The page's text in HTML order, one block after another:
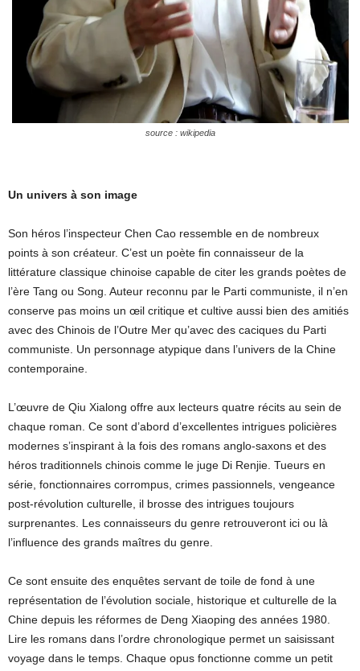
source : wikipedia
Un univers à son image
Son héros l’inspecteur Chen Cao ressemble en de nombreux
points à son créateur. C’est un poète fin connaisseur de la
littérature classique chinoise capable de citer les grands poètes de
l’ère Tang ou Song. Auteur reconnu par le Parti communiste, il n’en
conserve pas moins un œil critique et cultive aussi bien des amitiés
avec des Chinois de l’Outre Mer qu’avec des caciques du Parti
communiste. Un personnage atypique dans l’univers de la Chine
contemporaine.
L’œuvre de Qiu Xialong offre aux lecteurs quatre récits au sein de
chaque roman. Ce sont d’abord d’excellentes intrigues policières
modernes s’inspirant à la fois des romans anglo-saxons et des
héros traditionnels chinois comme le juge Di Renjie. Tueurs en
série, fonctionnaires corrompus, crimes passionnels, vengeance
post-révolution culturelle, il brosse des intrigues toujours
surprenantes. Les connaisseurs du genre retrouveront ici ou là
l’influence des grands maîtres du genre.
Ce sont ensuite des enquêtes servant de toile de fond à une
représentation de l’évolution sociale, historique et culturelle de la
Chine depuis les réformes de Deng Xiaoping des années 1980.
Lire les romans dans l’ordre chronologique permet un saisissant
voyage dans le temps. Chaque opus fonctionne comme un petit